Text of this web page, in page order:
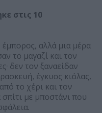
στις 10
αλλά μια μέρα
το μαγαζί και τον
δεν τον ξαναείδαν
έγκυος κιόλας,
το χέρι και τον
με μποστάνι που